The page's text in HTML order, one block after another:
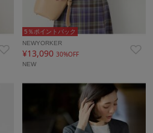
5％ポイントバック
NEWYORKER
¥13,09030%OFF
NEW